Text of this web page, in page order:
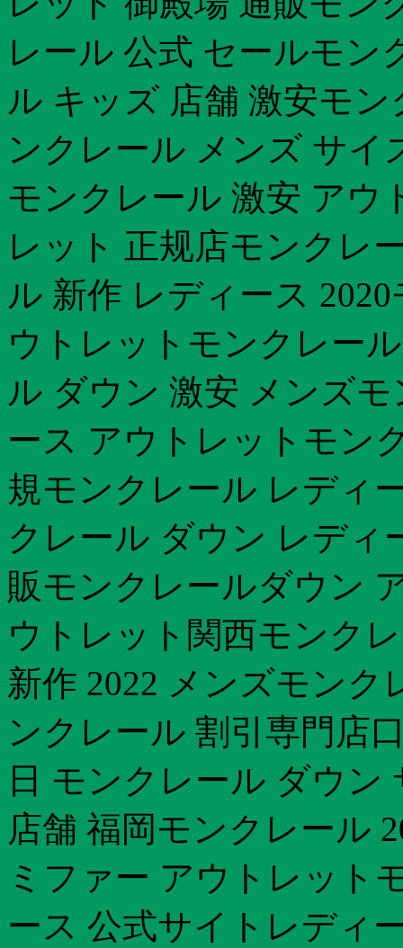
レール 公式 セールモン
ル キッズ 店舗 激安モ
ンクレール メンズ サイ
モンクレール 激安 アウ
レット 正规店モンクレ
ル 新作 レディース
ウトレットモンクレー
ル ダウン 激安 メンズ
ース アウトレットモン
規モンクレール レディ
クレール ダウン レディ
販モンクレールダウン
ウトレット関西モンク
新作 2022 メンズモン
ンクレール 割引専門店
日 モンクレール ダウ
店舗 福岡モンクレール
ミファー アウトレット
ース 公式サイトレディ